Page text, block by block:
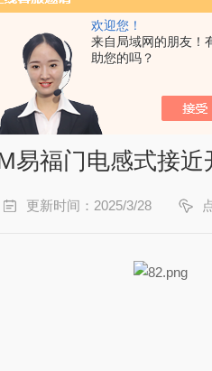
欢迎您！
来自局域网的朋友！
助您的吗？
易福门电感式接近
更新时间：2025/3/28